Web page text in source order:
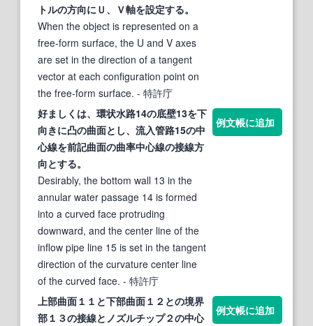
トルの方向にＵ、Ｖ軸を設定する。
When the object is represented on a
free-form surface, the U and V axes
are set in the direction of a tangent
vector at each configuration point on
the free-form surface. - 特許庁
好ましくは、環状水路14の底壁13を下
向きに凸の曲面とし、流入管路15の中
心線を前記曲面の曲率中心線の接線方
向とする。
Desirably, the bottom wall 13 in the
annular water passage 14 is formed
into a curved face protruding
downward, and the center line of the
inflow pipe line 15 is set in the tangent
direction of the curvature center line
of the curved face. - 特許庁
例文帳に追加
上部曲面１１と下部曲面１２との境界
部１３の接線とノズルチップ２の中心
例文帳に追加